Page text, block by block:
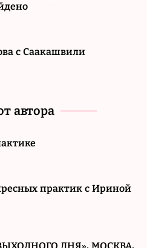
с Саакашвили
автора
практик с Ириной
ДНЯ». МОСКВА.